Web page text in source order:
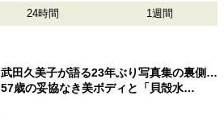
24時間 1週間
武田久美子が語る23年ぶり写真集の裏側…
57歳の妥協なき美ボディと「貝殻水…